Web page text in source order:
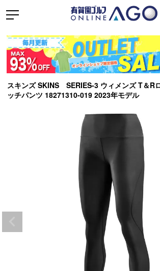
スキンズ SKINS SERIES-3 ウィメンズ T＆R
ッチパンツ 18271310-019 2023年モデル